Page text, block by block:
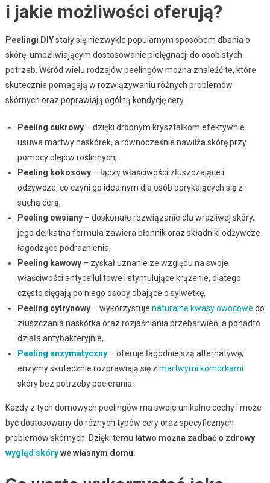
i jakie możliwości oferują?
Peelingi DIYstały się niezwykle popularnym sposobem dbania o
skórę, umożliwiającym dostosowanie pielęgnacji do osobistych
potrzeb. Wśród wielu rodzajów peelingów można znaleźć te, które
skutecznie pomagają w rozwiązywaniu różnych problemów
skórnych oraz poprawiają ogólną kondycję cery.
Peeling cukrowy– dzięki drobnym kryształkom efektywnie
usuwa martwy naskórek, a równocześnie nawilża skórę przy
pomocy olejów roślinnych,
Peeling kokosowy– łączy właściwości złuszczające i
odżywcze, co czyni go idealnym dla osób borykających się z
suchą cerą,
Peeling owsiany– doskonałe rozwiązanie dla wrażliwej skóry,
jego delikatna formuła zawiera błonnik oraz składniki odżywcze
łagodzące podrażnienia,
Peeling kawowy– zyskał uznanie ze względu na swoje
właściwości antycellulitowe i stymulujące krążenie, dlatego
często sięgają po niego osoby dbające o sylwetkę,
Peeling cytrynowy– wykorzystuje naturalne kwasy owocowe do
złuszczania naskórka oraz rozjaśniania przebarwień, a ponadto
działa antybakteryjnie,
Peeling enzymatyczny– oferuje łagodniejszą alternatywę;
enzymy skutecznie rozprawiają się z martwymi komórkami
skóry bez potrzeby pocierania.
Każdy z tych domowych peelingów ma swoje unikalne cechy i może
być dostosowany do różnych typów cery oraz specyficznych
problemów skórnych. Dzięki temu łatwo można zadbać o zdrowy
wygląd skórywe własnym domu.